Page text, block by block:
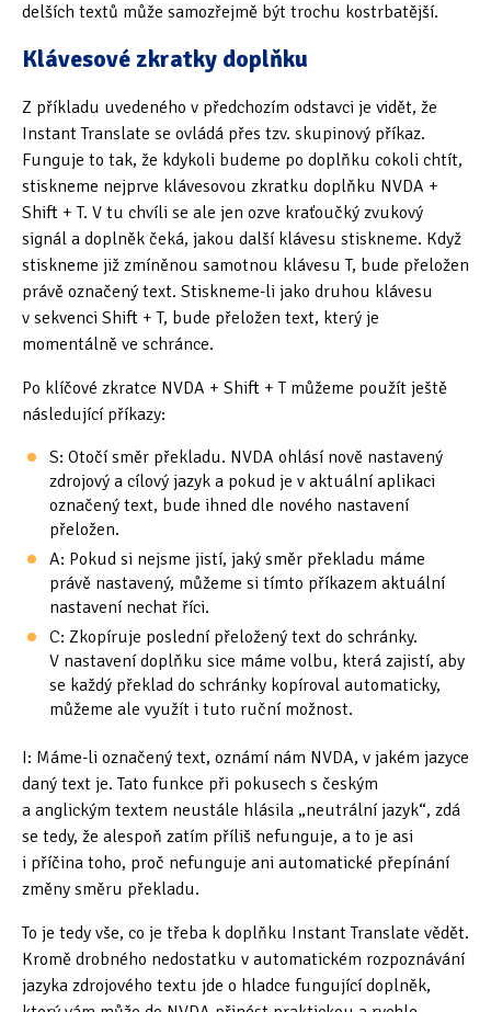
delších textů může samozřejmě být trochu kostrbatější.
Klávesové zkratky doplňku
Z příkladu uvedeného v předchozím odstavci je vidět, že
Instant Translate se ovládá přes tzv. skupinový příkaz.
Funguje to tak, že kdykoli budeme po doplňku cokoli chtít,
stiskneme nejprve klávesovou zkratku doplňku NVDA +
Shift + T. V tu chvíli se ale jen ozve kraťoučký zvukový
signál a doplněk čeká, jakou další klávesu stiskneme. Když
stiskneme již zmíněnou samotnou klávesu T, bude přeložen
právě označený text. Stiskneme-li jako druhou klávesu
v sekvenci Shift + T, bude přeložen text, který je
momentálně ve schránce.
Po klíčové zkratce NVDA + Shift + T můžeme použít ještě
následující příkazy:
S: Otočí směr překladu. NVDA ohlásí nově nastavený
zdrojový a cílový jazyk a pokud je v aktuální aplikaci
označený text, bude ihned dle nového nastavení
přeložen.
A: Pokud si nejsme jistí, jaký směr překladu máme
právě nastavený, můžeme si tímto příkazem aktuální
nastavení nechat říci.
C: Zkopíruje poslední přeložený text do schránky.
V nastavení doplňku sice máme volbu, která zajistí, aby
se každý překlad do schránky kopíroval automaticky,
můžeme ale využít i tuto ruční možnost.
I: Máme-li označený text, oznámí nám NVDA, v jakém jazyce
daný text je. Tato funkce při pokusech s českým
a anglickým textem neustále hlásila „neutrální jazyk“, zdá
se tedy, že alespoň zatím příliš nefunguje, a to je asi
i příčina toho, proč nefunguje ani automatické přepínání
změny směru překladu.
To je tedy vše, co je třeba k doplňku Instant Translate vědět.
Kromě drobného nedostatku v automatickém rozpoznávání
jazyka zdrojového textu jde o hladce fungující doplněk,